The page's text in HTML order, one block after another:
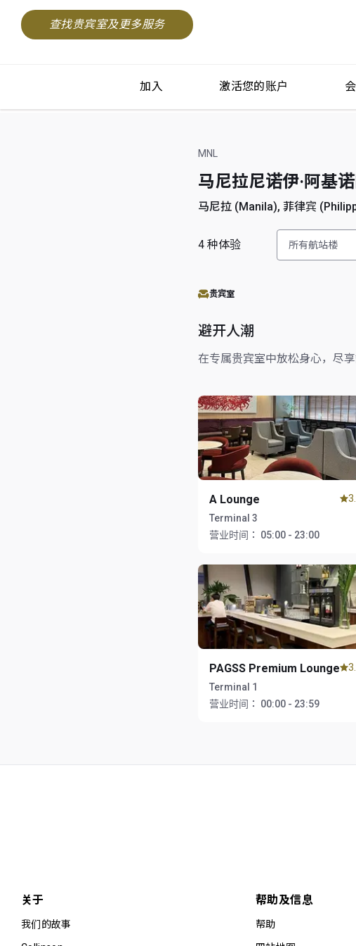
查找贵宾室及更多服务
加入 激活您的账户
MNL
马尼拉尼诺伊·阿基
马尼拉 (Manila), 菲律宾
4 种体验 所有航站楼
贵宾室
避开人潮
在专属贵宾室中放松身心，尽享
A Lounge
Terminal 3
营业时间：
05:00 - 23:00
PAGSS Premium Lounge
Terminal 1
营业时间：
00:00 - 23:59
关于
我们的故事
帮助及信息
帮助